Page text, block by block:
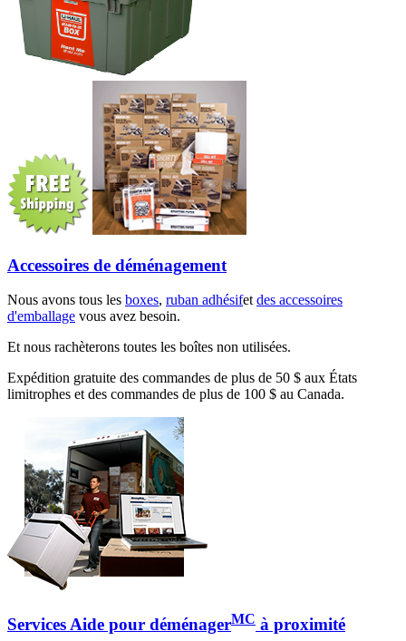
Accessoires de déménagement
Nous avons tous les boxes, ruban adhésifet des accessoires
d'emballage vous avez besoin.
Et nous rachèterons toutes les boîtes non utilisées.
Expédition gratuite des commandes de plus de 50 $ aux États
limitrophes et des commandes de plus de 100 $ au Canada.
Services Aide pour déménagerMC à proximité